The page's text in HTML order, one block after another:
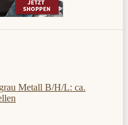
Metall B/H/L: ca.